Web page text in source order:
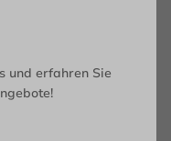
einen
gestärkt in ihren
und erfahren Sie